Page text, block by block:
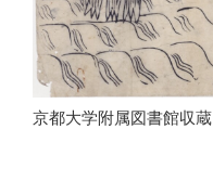
京都大学附属図書館収蔵